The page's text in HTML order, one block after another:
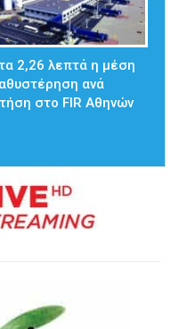
2,26 λεπτά η μέση
ανά
στο FIR Αθηνών